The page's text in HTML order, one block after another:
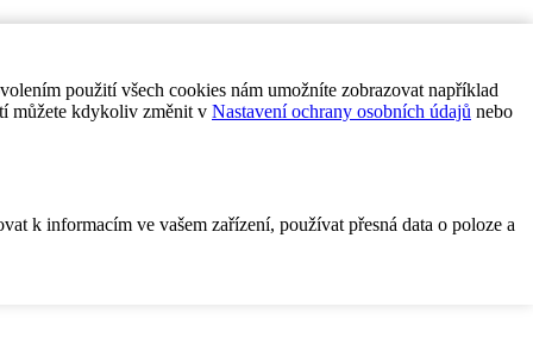
použití všech cookies nám umožníte zobrazovat například
můžete kdykoliv změnit v Nastavení ochrany osobních údajů nebo
k informacím ve vašem zařízení, používat přesná data o poloze a